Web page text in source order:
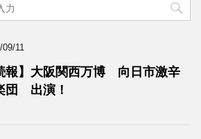
09/11
報】大阪関西万博 向日市激辛
団 出演！